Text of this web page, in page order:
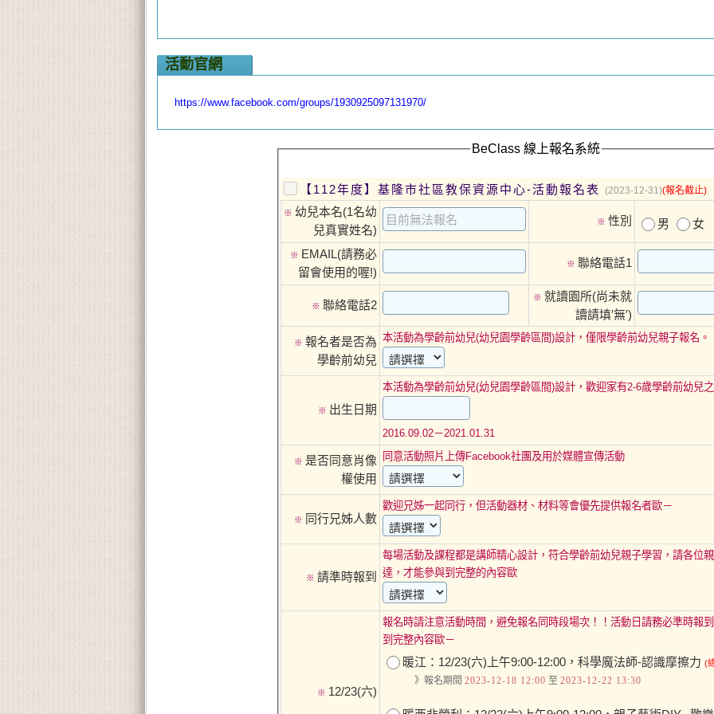
活動官網
https://www.facebook.com/groups/1930925097131970/
BeClass 線上報名系統
【112年度】基隆市社區教保資源中心-活動報名表 (2023-12-31)(報名截止)
※ 幼兒本名(1名幼
兒真實姓名)
※ 性別 男 女
※ EMAIL(請務必
留會使用的喔!)
※ 聯絡電話1
※ 聯絡電話2
※ 就讀園所(尚未就
讀請填′無′)
※ 報名者是否為
學齡前幼兒
本活動為學齡前幼兒(幼兒園學齡區間)設計，僅限學齡前幼兒親子報名。
※ 出生日期
本活動為學齡前幼兒(幼兒園學齡區間)設計，歡迎家有2-6歲學齡前幼兒
2016.09.02－2021.01.31
※ 是否同意肖像
權使用
同意活動照片上傳Facebook社團及用於媒體宣傳活動
※ 同行兄姊人數
歡迎兄姊一起同行，但活動器材、材料等會優先提供報名者歐－
※ 請準時報到
每場活動及課程都是講師精心設計，符合學齡前幼兒親子學習，請各位
達，才能參與到完整的內容歐
※ 12/23(六)
報名時請注意活動時間，避免報名同時段場次！！活動日請務必準時報
到完整內容歐－
暖江：12/23(六)上午9:00-12:00，科學魔法師-認識摩擦力 (
》報名期間 2023-12-18 12:00 至 2023-12-22 13:30